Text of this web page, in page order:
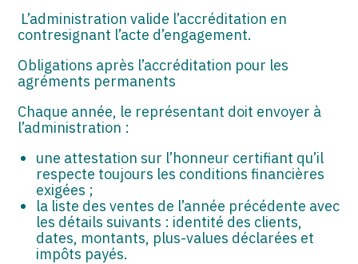
L’administration valide l’accréditation en
contresignant l’acte d’engagement.
Obligations après l’accréditation pour les
agréments permanents
Chaque année, le représentant doit envoyer à
l’administration :
une attestation sur l’honneur certifiant qu’il
respecte toujours les conditions financières
exigées ;
la liste des ventes de l’année précédente avec
les détails suivants : identité des clients,
dates, montants, plus-values déclarées et
impôts payés.